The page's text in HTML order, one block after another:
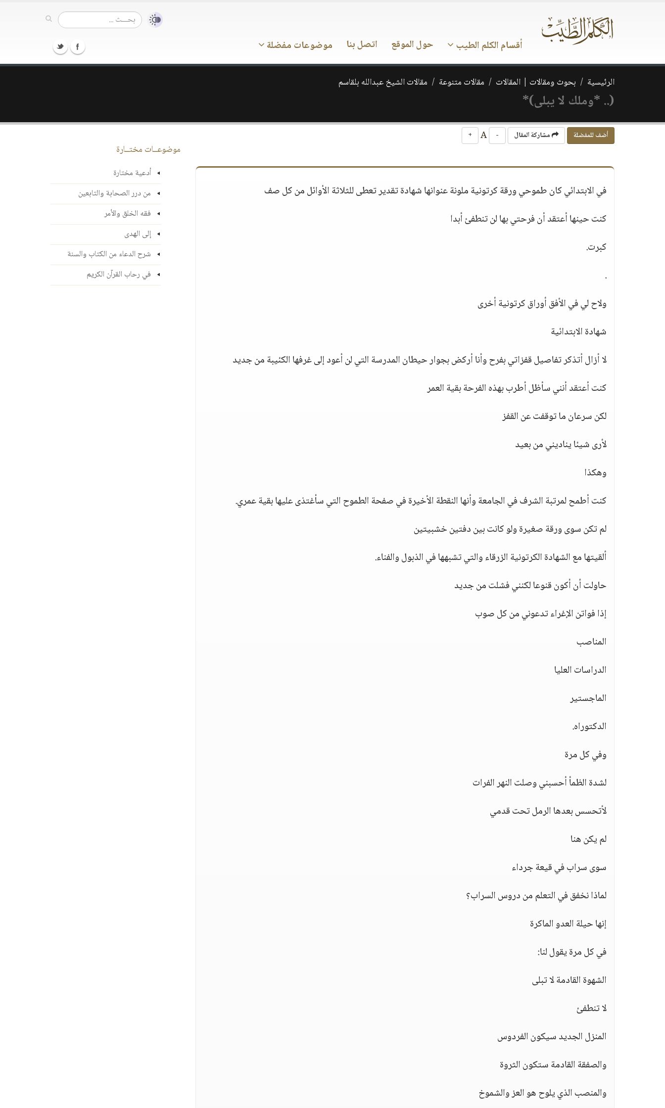
أقسام الكلم الطيب حول الموقع اتصل بنا موضوعات مفضلة
الرئيسية بحوث ومقالات | المقالات مقالات متنوعة مقالات الشيخ عبدالله بلقاسم
(.. *وملك لا يبلى)*
أضف للمفضلة مشاركة المقال -
+
في الابتدائي كان طموحي ورقة كرتونية ملونة عنوانها شهادة تقدير تعطى للثلاثة الأوائل من كل صف
كنت حينها أعتقد أن فرحتي بها لن تنطفئ أبدا
كبرت.
.
ولاح لي في الأفق أوراق كرتونية أخرى
شهادة الابتدائية
لا أزال أتذكر تفاصيل قفزاتي بفرح وأنا أركض بجوار حيطان المدرسة التي لن أعود إلى غرفها الكئيبة من جديد
كنت أعتقد أنني سأظل أطرب بهذه الفرحة بقية العمر
لكن سرعان ما توقفت عن القفز
لأرى شيئا يناديني من بعيد
وهكذا
كنت أطمح لمرتبة الشرف في الجامعة وأنها النقطة الأخيرة في صفحة الطموح التي سأغتذى عليها بقية عمري.
لم تكن سوى ورقة صغيرة ولو كانت بين دفتين خشبيتين
ألقيتها مع الشهادة الكرتونية الزرقاء والتي تشبهها في الذبول والفناء.
حاولت أن أكون قنوعا لكنني فشلت من جديد
إذا فواتن الإغراء تدعوني من كل صوب
المناصب
الدراسات العليا
الماجستير
الدكتوراه.
وفي كل مرة
لشدة الظمأ أحسبني وصلت النهر الفرات
لأتحسس بعدها الرمل تحت قدمي
لم يكن هنا
سوى سراب في قيعة جرداء
لماذا نخفق في التعلم من دروس السراب؟
إنها حيلة العدو الماكرة
في كل مرة يقول لنا:
الشهوة القادمة لا تبلى
لا تنطفئ
المنزل الجديد سيكون الفردوس
والصفقة القادمة ستكون الثروة
والمنصب الذي يلوح هو العز والشموخ
موضوعــات مختــارة
أدعية مختارة
من درر الصحابة والتابعين
فقه الخلق والأمر
إلى الهدى
شرح الدعاء من الكتاب والسنة
في رحاب القرآن الكريم